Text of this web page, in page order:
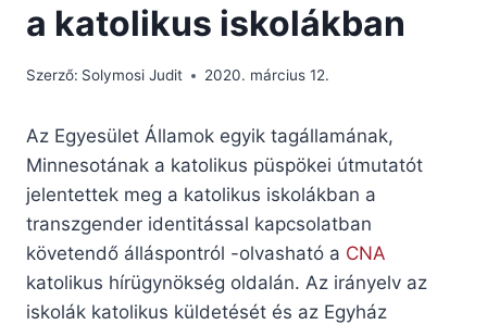
a katolikus iskolákban
Szerző: Solymosi Judit 2020. március 12.
Az Egyesület Államok egyik tagállamának,
Minnesotának a katolikus püspökei útmutatót
jelentettek meg a katolikus iskolákban a
transzgender identitással kapcsolatban
követendő álláspontról -olvasható a CNA
katolikus hírügynökség oldalán. Az irányelv az
iskolák katolikus küldetését és az Egyház